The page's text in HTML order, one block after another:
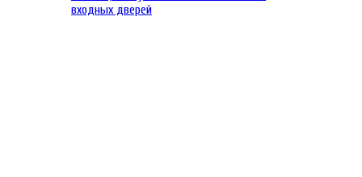
входных дверей